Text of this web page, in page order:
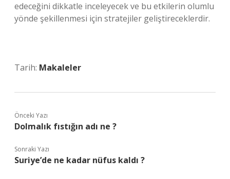
edeceğini dikkatle inceleyecek ve bu etkilerin olumlu
yönde şekillenmesi için stratejiler geliştireceklerdir.
Tarih: Makaleler
Önceki Yazı
Dolmalık fıstığın adı ne ?
Sonraki Yazı
Suriye’de ne kadar nüfus kaldı ?